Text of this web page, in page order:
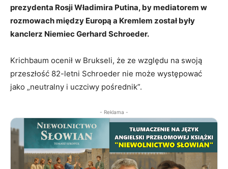
prezydenta Rosji Władimira Putina, by mediatorem w
rozmowach między Europą a Kremlem został były
kanclerz Niemiec Gerhard Schroeder.
Krichbaum ocenił w Brukseli, że ze względu na swoją
przeszłość 82-letni Schroeder nie może występować
jako „neutralny i uczciwy pośrednik”.
- Reklama -